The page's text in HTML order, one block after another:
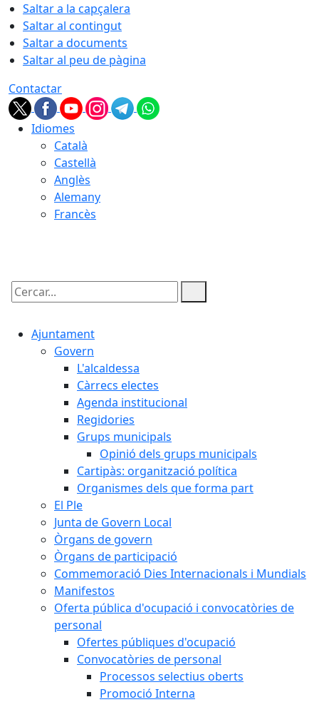
Saltar a la capçalera
Saltar al contingut
Saltar a documents
Saltar al peu de pàgina
Contactar
Idiomes
Català
Castellà
Anglès
Alemany
Francès
Cercar:
Ajuntament
Govern
L'alcaldessa
Càrrecs electes
Agenda institucional
Regidories
Grups municipals
Opinió dels grups municipals
Cartipàs: organització política
Organismes dels que forma part
El Ple
Junta de Govern Local
Òrgans de govern
Òrgans de participació
Commemoració Dies Internacionals i Mundials
Manifestos
Oferta pública d'ocupació i convocatòries de
personal
Ofertes públiques d'ocupació
Convocatòries de personal
Processos selectius oberts
Promoció Interna